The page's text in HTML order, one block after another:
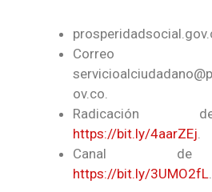
Correo
ov.co.
Radicación
https://bit.ly/4aarZEj.
Canal de
https://bit.ly/3UMO2fL.